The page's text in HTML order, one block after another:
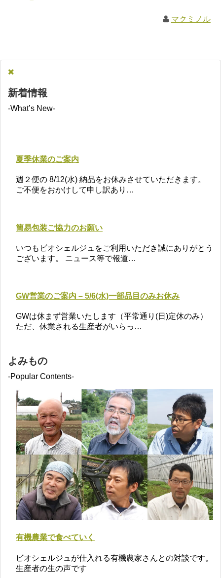
マクミノル
新着情報
-What’s New-
夏季休業のご案内
週２便の 8/12(水) 納品をお休みさせていただきます。
ご不便をおかけして申し訳あり…
簡易包装ご協力のお願い
いつもビオシェルジュをご利用いただき誠にありがとう
ございます。 ニュース等で報道…
GW営業のご案内 – 5/6(水)一部品目のみお休み
GWは休まず営業いたします（平常通り(日)定休のみ）
ただ、休業される生産者がいらっ…
よみもの
-Popular Contents-
有機農業で食べていく
ビオシェルジュが仕入れる有機農家さんとの対談です。
生産者の生の声です